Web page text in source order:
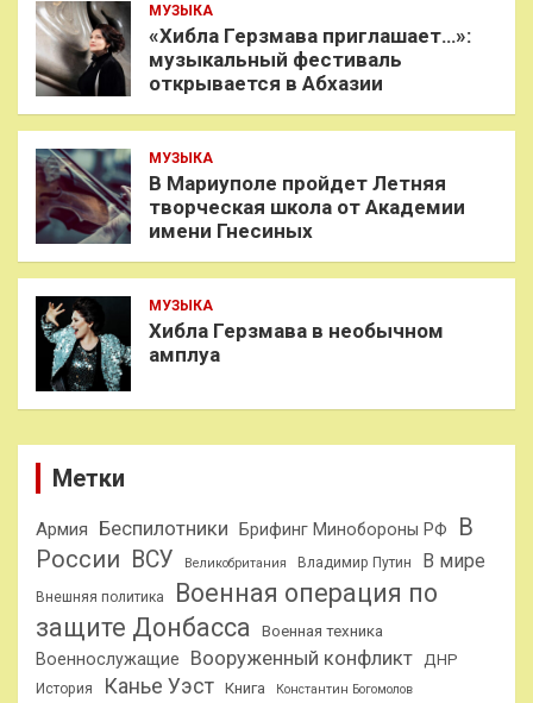
МУЗЫКА
«Хибла Герзмава приглашает…»:
музыкальный фестиваль
открывается в Абхазии
МУЗЫКА
В Мариуполе пройдет Летняя
творческая школа от Академии
имени Гнесиных
МУЗЫКА
Хибла Герзмава в необычном
амплуа
Метки
Армия Беспилотники Брифинг Минобороны РФ
В
России ВСУ Великобритания Владимир Путин В мире
Внешняя политика
Военная операция по
защите Донбасса
Военная техника
Военнослужащие Вооруженный конфликт ДНР
История Канье Уэст Книга Константин Богомолов